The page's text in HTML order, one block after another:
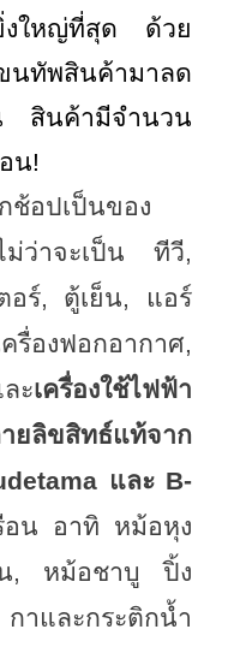
ยิ่งใหญ่ที่สุด ด้วย
ทัพสินค้ามาลด
สินค้ามีจำนวน
น!
ช้อปเป็นของ
ว่าจะเป็น ทีวี,
อร์, ตู้เย็น, แอร์
ครื่องฟอกอากาศ,
ะเครื่องใช้ไฟฟ้า
สิทธ์แท้จาก
และ B-
อน อาทิ หม้อหุง
น, หม้อชาบู ปิ้ง
าและกระติกน้ำ